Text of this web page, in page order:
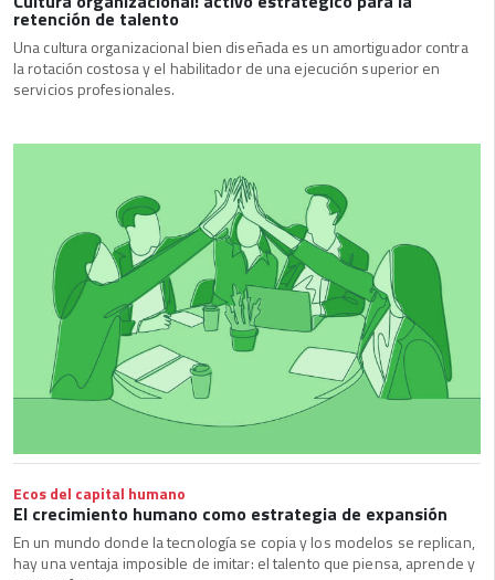
retención de talento
Una cultura organizacional bien diseñada es un amortiguador contra
la rotación costosa y el habilitador de una ejecución superior en
servicios profesionales.
Ecos del capital humano
El crecimiento humano como estrategia de expansión
En un mundo donde la tecnología se copia y los modelos se replican,
hay una ventaja imposible de imitar: el talento que piensa, aprende y